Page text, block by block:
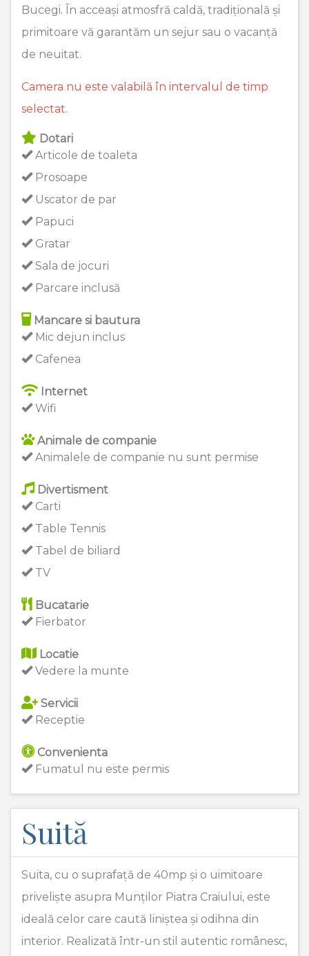
Bucegi. În acceași atmosfră caldă, tradițională și
primitoare vă garantăm un sejur sau o vacanță
de neuitat.
Camera nu este valabilă în intervalul de timp
selectat.
Dotari
Articole de toaleta
Prosoape
Uscator de par
Papuci
Gratar
Sala de jocuri
Parcare inclusă
Mancare si bautura
Mic dejun inclus
Cafenea
Internet
Wifi
Animale de companie
Animalele de companie nu sunt permise
Divertisment
Carti
Table Tennis
Tabel de biliard
TV
Bucatarie
Fierbator
Locatie
Vedere la munte
Servicii
Receptie
Convenienta
Fumatul nu este permis
Suită
Suita, cu o suprafață de 40mp și o uimitoare
priveliște asupra Munților Piatra Craiului, este
ideală celor care caută liniștea și odihna din
interior. Realizată într-un stil autentic românesc,